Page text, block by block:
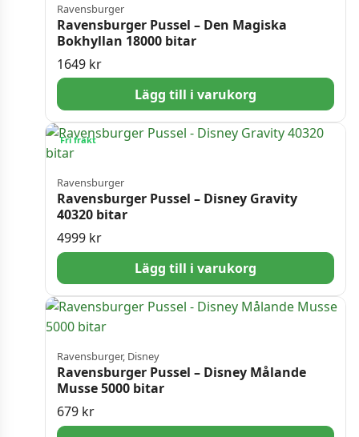
Ravensburger
Ravensburger Pussel – Den Magiska
Bokhyllan 18000 bitar
1649 kr
Lägg till i varukorg
Fri frakt
Ravensburger
Ravensburger Pussel – Disney Gravity
40320 bitar
4999 kr
Lägg till i varukorg
Ravensburger, Disney
Ravensburger Pussel – Disney Målande
Musse 5000 bitar
679 kr